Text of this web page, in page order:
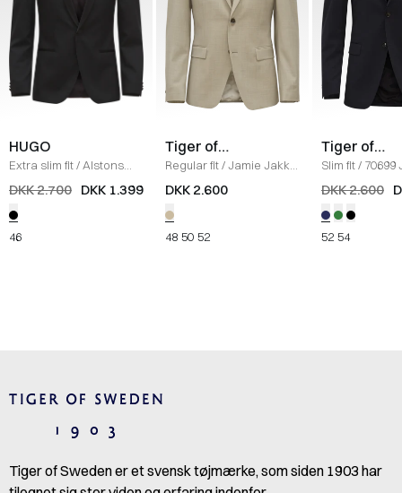
HUGO
Extra slim fit/ Alstons
Smoking Jakke / SORT
DKK 2.700 DKK 1.399
46
Tiger of
Sweden
Regular fit/Jamie Jakke
/SAND
DKK 2.600
48 50 52
Tiger of
Sweden
Slim fit/ 70699
Blazer
NAVY
DKK 2.600
52 54
Tiger of Sweden er et svensk tøjmærke, som siden 1903 har